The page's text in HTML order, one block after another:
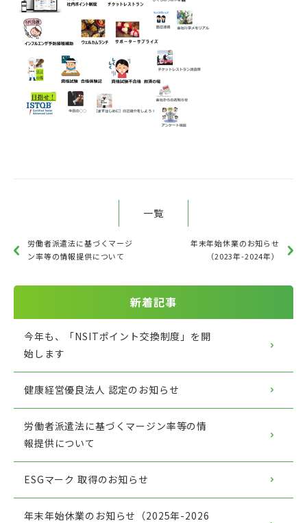
一覧
労働者派遣法に基づくマージ
ン率等の情報提供について
年末年始休業のお知らせ
（2023年-2024年）
新着記事
今年も、「NSITポイント交換制度」を開
始します
健康経営優良法人 認定のお知らせ
労働者派遣法に基づくマージン率等の情
報提供について
ESGマーク 取得のお知らせ
年末年始休業のお知らせ（2025年-2026